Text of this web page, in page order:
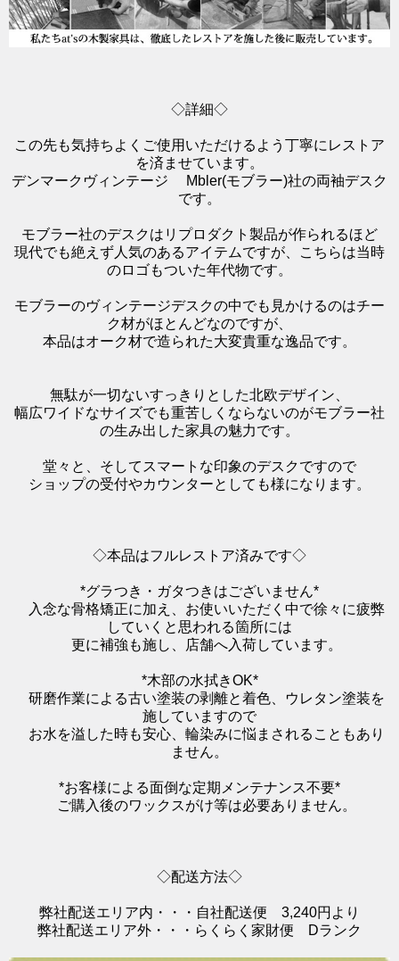
◇詳細◇
この先も気持ちよくご使用いただけるよう丁寧にレストア
を済ませています。
デンマークヴィンテージ Mbler(モブラー)社の両袖デスク
です。
モブラー社のデスクはリプロダクト製品が作られるほど
現代でも絶えず人気のあるアイテムですが、こちらは当時
のロゴもついた年代物です。
モブラーのヴィンテージデスクの中でも見かけるのはチー
ク材がほとんどなのですが、
本品はオーク材で造られた大変貴重な逸品です。
無駄が一切ないすっきりとした北欧デザイン、
幅広ワイドなサイズでも重苦しくならないのがモブラー社
の生み出した家具の魅力です。
堂々と、そしてスマートな印象のデスクですので
ショップの受付やカウンターとしても様になります。
◇本品はフルレストア済みです◇
*グラつき・ガタつきはございません*
入念な骨格矯正に加え、お使いいただく中で徐々に疲弊
していくと思われる箇所には
更に補強も施し、店舗へ入荷しています。
*木部の水拭きOK*
研磨作業による古い塗装の剥離と着色、ウレタン塗装を
施していますので
お水を溢した時も安心、輪染みに悩まされることもあり
ません。
*お客様による面倒な定期メンテナンス不要*
ご購入後のワックスがけ等は必要ありません。
◇配送方法◇
弊社配送エリア内・・・自社配送便 3,240円より
弊社配送エリア外・・・らくらく家財便 Dランク